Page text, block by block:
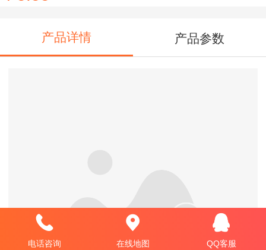
产品详情 产品参数
电话咨询 在线地图 QQ客服